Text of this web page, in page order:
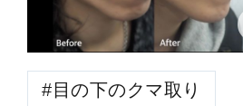
目の下のクマ取り